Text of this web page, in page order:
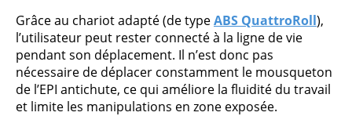
Grâce au chariot adapté (de typeABS QuattroRoll),
l’utilisateur peut rester connecté à la ligne de vie
pendant son déplacement. Il n’est donc pas
nécessaire de déplacer constamment le mousqueton
de l’EPI antichute, ce qui améliore la fluidité du travail
et limite les manipulations en zone exposée.